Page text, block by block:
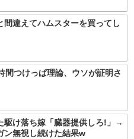
間違えてハムスターを買ってし
間つけっぱ理論、ウソが証明さ
駆け落ち嫁「臓器提供しろ!」→
ン無視し続けた結果w